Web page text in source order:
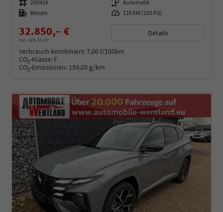
Fahrzeugnummer 200416 Getriebe Automatik
Kraftstoff Benzin Leistung 110 kW (150 PS)
32.850,– €
incl. 19% MwSt.
Details
Verbrauch kombiniert:7,00 l/100km
CO2-Klasse: F
CO2-Emissionen: 159,00 g/km